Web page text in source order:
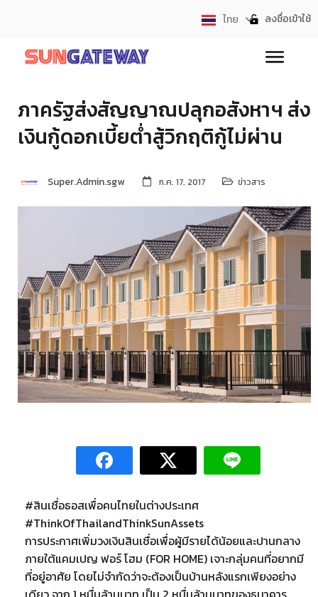
ไทย
English ลงชื่อเข้าใช้
ภาครัฐส่งสัญญาณปลุกอสังหาฯ ส่ง
เงินกู้ดอกเบี้ยต่ำสู้วิกฤติกู้ไม่ผ่าน
Super.Admin.sgw ก.ค. 17, 2017 ข่าวสาร
#สินเชื่อธอสเพื่อคนไทยในต่างประเทศ
#ThinkOfThailandThinkSunAssets
การประกาศเพิ่มวงเงินสินเชื่อเพื่อผู้มีรายได้น้อยและปานกลาง
ภายใต้แคมเปญ ฟอร์ โฮม (FOR HOME) เจาะกลุ่มคนที่อยากมี
ที่อยู่อาศัย โดยไม่จำกัดว่าจะต้องเป็นบ้านหลังแรกเพียงอย่าง